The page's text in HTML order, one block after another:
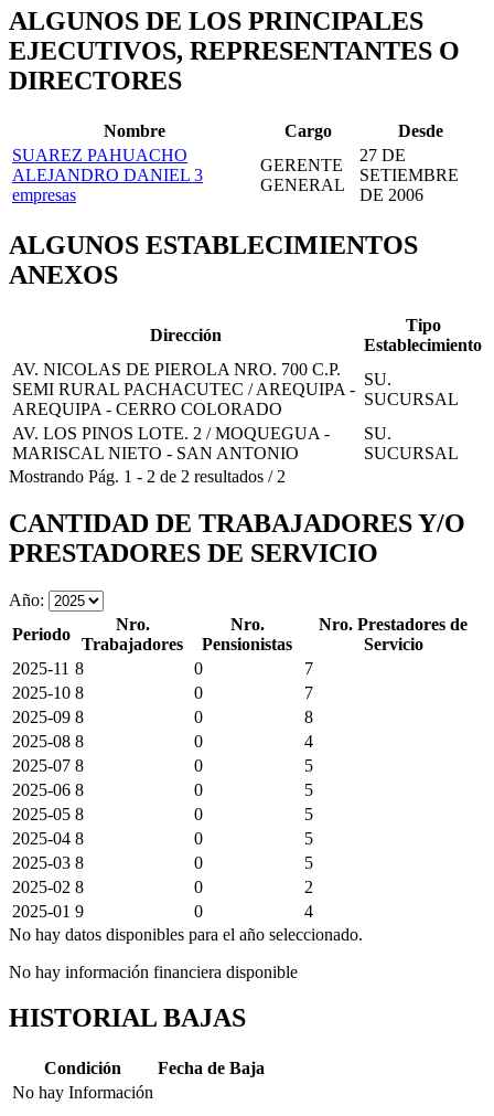
ALGUNOS DE LOS PRINCIPALES
EJECUTIVOS, REPRESENTANTES O
DIRECTORES
Nombre Cargo
Desde
SUAREZ PAHUACHO
ALEJANDRO DANIEL 3
empresas
GERENTE
GENERAL
27 DE
SETIEMBRE
DE 2006
ALGUNOS ESTABLECIMIENTOS
ANEXOS
Dirección
Tipo
Establecimiento
AV. NICOLAS DE PIEROLA NRO. 700 C.P.
SEMI RURAL PACHACUTEC / AREQUIPA -
AREQUIPA - CERRO COLORADO
SU.
SUCURSAL
AV. LOS PINOS LOTE. 2 / MOQUEGUA -
MARISCAL NIETO - SAN ANTONIO
SU.
SUCURSAL
Mostrando Pág. 1 - 2 de 2 resultados / 2
CANTIDAD DE TRABAJADORES Y/O
PRESTADORES DE SERVICIO
Año:
Periodo
Nro.
Trabajadores
Nro.
Pensionistas
Nro. Prestadores de
Servicio
2025-11 8 0
7
2025-10 8 0
7
2025-09 8 0
8
2025-08 8 0
4
2025-07 8 0
5
2025-06 8 0
5
2025-05 8 0
5
2025-04 8 0
5
2025-03 8 0
5
2025-02 8 0
2
2025-01 9 0
4
No hay datos disponibles para el año seleccionado.
No hay información financiera disponible
HISTORIAL BAJAS
Condición
Fecha de Baja
No hay Información